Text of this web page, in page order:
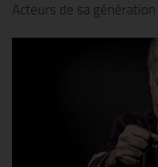
Acteurs de sa génération !!